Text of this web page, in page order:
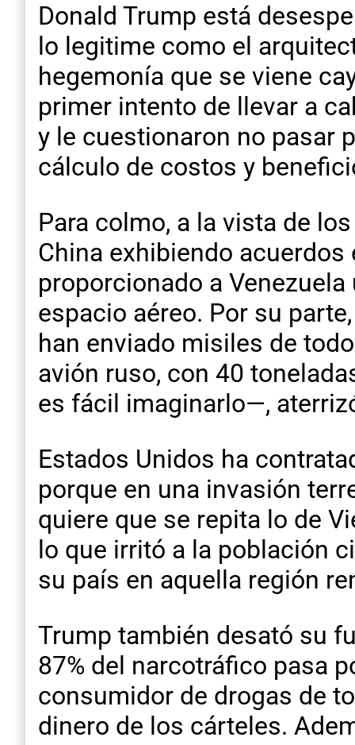
Donald Trump está
lo legitime como el
hegemonía que se viene
primer intento de llevar a
y le cuestionaron no pasar
cálculo de costos y
Para colmo, a la vista de
China exhibiendo
proporcionado a
espacio aéreo. Por su
han enviado misiles de
avión ruso, con 40
es fácil imaginarlo—,
Estados Unidos ha
porque en una invasión
quiere que se repita lo de
lo que irritó a la población
su país en aquella región
Trump también desató su
87% del narcotráfico pasa
consumidor de drogas de
dinero de los cárteles.